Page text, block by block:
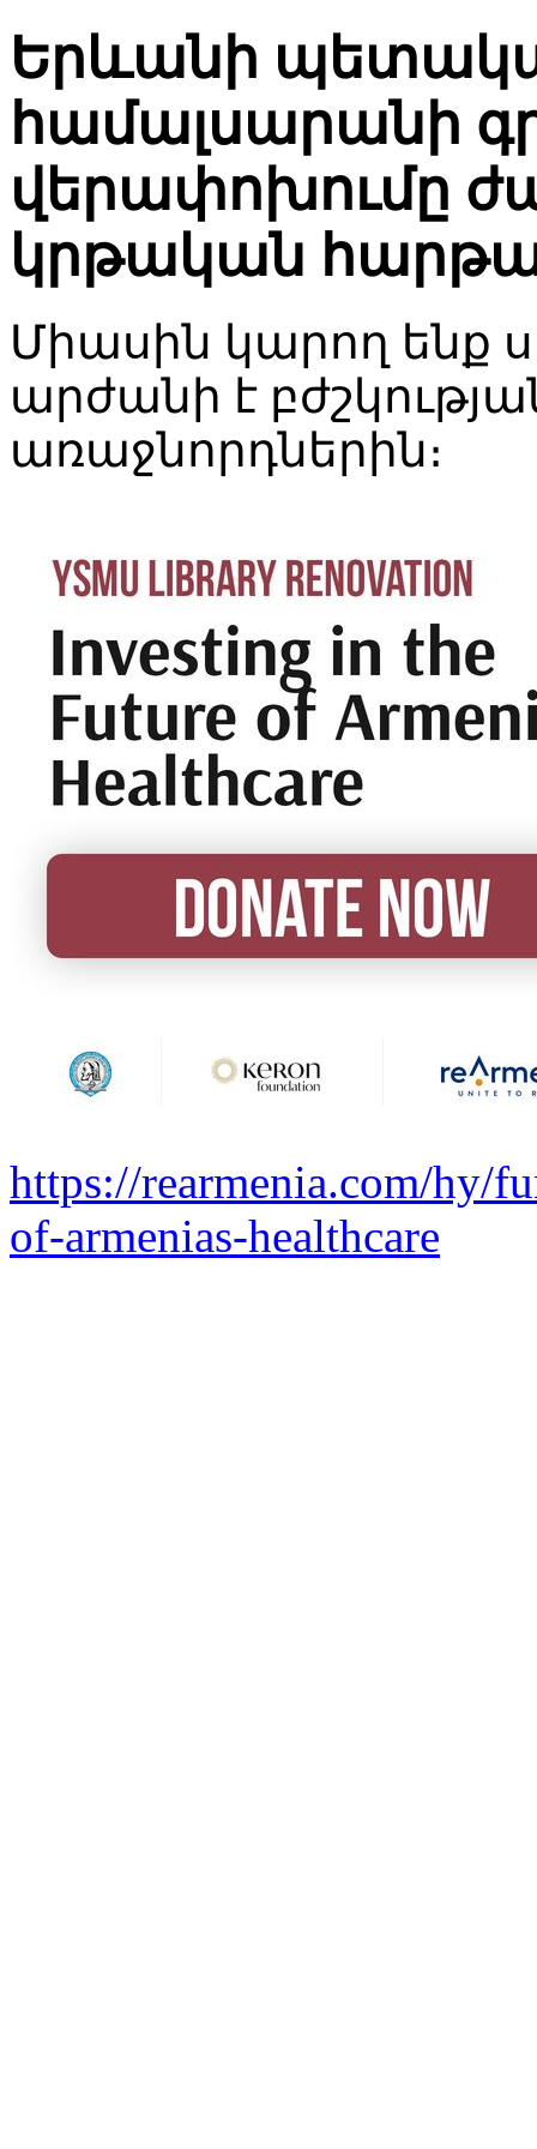
Երևանի
համալսարանի
վերափոխումը
կրթական
Միասին կարող ենք
արժանի է
առաջնորդներին։
https://rearmenia.com/hy/
of-armenias-healthcare